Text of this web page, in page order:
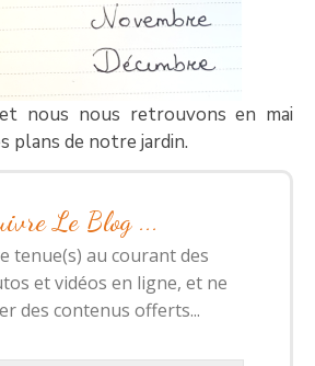
nous nous retrouvons en mai
plans de notre jardin.
Le Blog ...
tenue(s) au courant des
et vidéos en ligne, et ne
des contenus offerts...